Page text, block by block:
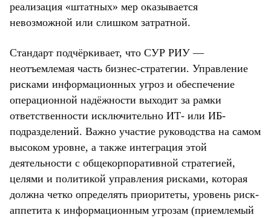
реализация «штатных» мер оказывается
невозможной или слишком затратной.
Стандарт подчёркивает, что СУР РИУ —
неотъемлемая часть бизнес-стратегии. Управление
рисками информационных угроз и обеспечение
операционной надёжности выходит за рамки
ответственности исключительно ИТ- или ИБ-
подразделений. Важно участие руководства на самом
высоком уровне, а также интеграция этой
деятельности с общекорпоративной стратегией,
целями и политикой управления рисками, которая
должна четко определять приоритеты, уровень риск-
аппетита к информационным угрозам (приемлемый